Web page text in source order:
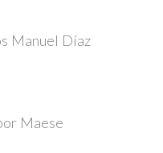
Manuel Díaz
Maese